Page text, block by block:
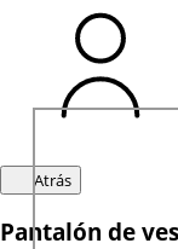
Atrás
Pantalón de